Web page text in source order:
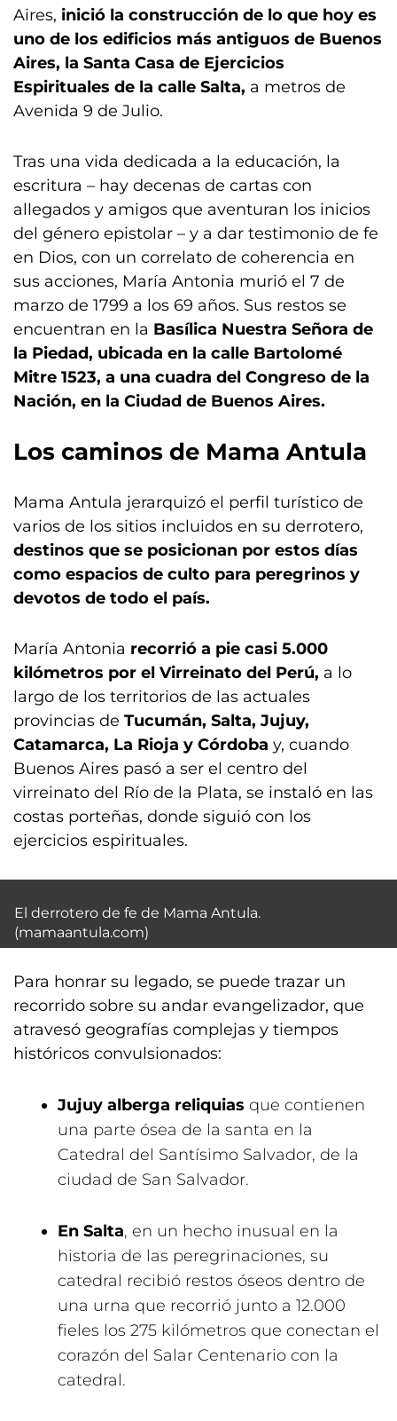
Aires, inició la construcción de lo que hoy es
uno de los edificios más antiguos de Buenos
Aires, la Santa Casa de Ejercicios
Espirituales de la calle Salta, a metros de
Avenida 9 de Julio.
Tras una vida dedicada a la educación, la
escritura – hay decenas de cartas con
allegados y amigos que aventuran los inicios
del género epistolar – y a dar testimonio de fe
en Dios, con un correlato de coherencia en
sus acciones, María Antonia murió el 7 de
marzo de 1799 a los 69 años. Sus restos se
encuentran en la Basílica Nuestra Señora de
la Piedad, ubicada en la calle Bartolomé
Mitre 1523, a una cuadra del Congreso de la
Nación, en la Ciudad de Buenos Aires.
Los caminos de Mama Antula
Mama Antula jerarquizó el perfil turístico de
varios de los sitios incluidos en su derrotero,
destinos que se posicionan por estos días
como espacios de culto para peregrinos y
devotos de todo el país.
María Antonia recorrió a pie casi 5.000
kilómetros por el Virreinato del Perú, a lo
largo de los territorios de las actuales
provincias de Tucumán, Salta, Jujuy,
Catamarca, La Rioja y Córdoba y, cuando
Buenos Aires pasó a ser el centro del
virreinato del Río de la Plata, se instaló en las
costas porteñas, donde siguió con los
ejercicios espirituales.
El derrotero de fe de Mama Antula.
(mamaantula.com)
Para honrar su legado, se puede trazar un
recorrido sobre su andar evangelizador, que
atravesó geografías complejas y tiempos
históricos convulsionados:
Jujuy alberga reliquias que contienen
una parte ósea de la santa en la
Catedral del Santísimo Salvador, de la
ciudad de San Salvador.
En Salta, en un hecho inusual en la
historia de las peregrinaciones, su
catedral recibió restos óseos dentro de
una urna que recorrió junto a 12.000
fieles los 275 kilómetros que conectan el
corazón del Salar Centenario con la
catedral.